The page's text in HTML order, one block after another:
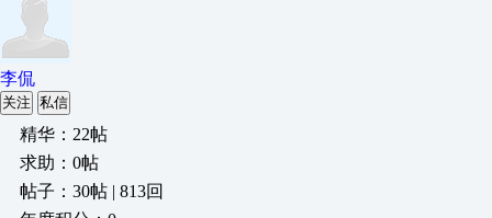
李侃
关注 私信
精华：22帖
求助：0帖
帖子：30帖 | 813回